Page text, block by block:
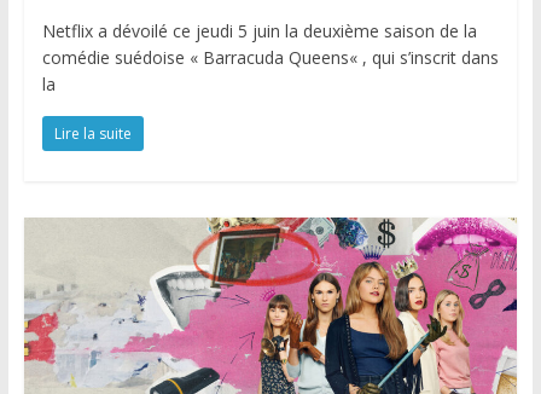
Netflix a dévoilé ce jeudi 5 juin la deuxième saison de la
comédie suédoise « Barracuda Queens« , qui s’inscrit dans
la
Lire la suite